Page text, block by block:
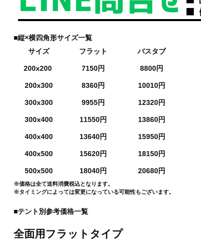
■縦×横四角形サイズ一覧
サイズ
フラット バスタブ
200x200 7150円 8800円
200x300 8360円 10010円
300x300 9955円 12320円
300x400 11550円 13860円
400x400 13640円 15950円
400x500 15620円 18150円
500x500 18040円 20680円
※価格は全て送料消費税込となります。
※タイミングによっては変更になっている可能性もございます。
■テント別参考価格一覧
全面用フラットタイプ